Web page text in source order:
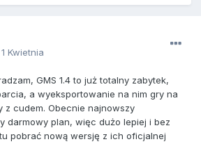
1 Kwietnia
GMS 1.4 to już totalny zabytek,
a wyeksportowanie na nim gry na
z cudem. Obecnie najnowszy
darmowy plan, więc dużo lepiej i bez
pobrać nową wersję z ich oficjalnej